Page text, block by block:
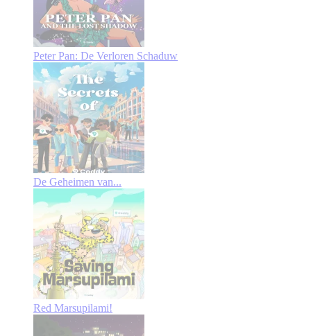
Peter Pan: De Verloren Schaduw
De Geheimen van...
Red Marsupilami!